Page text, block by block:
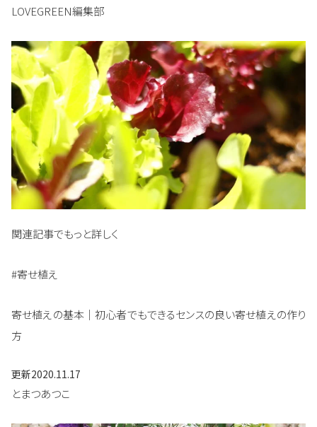
LOVEGREEN編集部
関連記事でもっと詳しく
#寄せ植え
寄せ植えの基本｜初心者でもできるセンスの良い寄せ植えの作り
方
更新2020.11.17
とまつあつこ